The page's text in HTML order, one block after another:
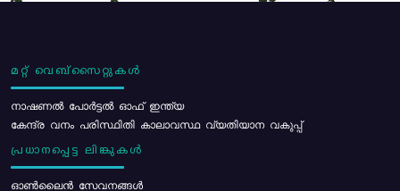
മറ്റ് വെബ്സൈറ്റുകൾ
നാഷണൽ പോർട്ടൽ ഓഫ് ഇന്ത്യ
കേന്ദ്ര വനം പരിസ്ഥിതി കാലാവസ്ഥ വ്യതിയാന വകുപ്പ്
പ്രധാനപ്പെട്ട ലിങ്കുകൾ
ഓൺലൈൻ സേവനങ്ങൾ